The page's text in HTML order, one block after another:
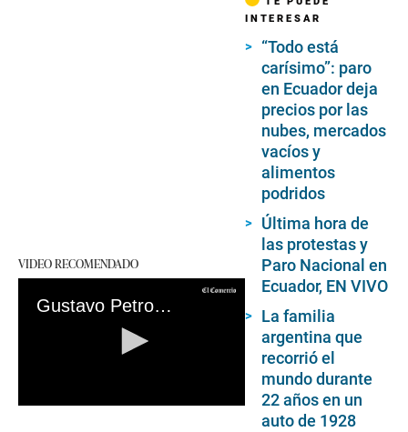
VIDEO RECOMENDADO
Gustavo Petro: El rebelde moderado que llevó a la izquierda al poder en Colombia
INTERESAR
“Todo está
carísimo”: paro
en Ecuador deja
precios por las
nubes, mercados
vacíos y
alimentos
podridos
Última hora de
las protestas y
Paro Nacional en
Ecuador, EN VIVO
La familia
argentina que
recorrió el
mundo durante
22 años en un
auto de 1928